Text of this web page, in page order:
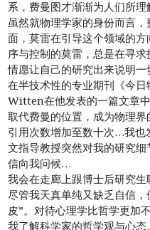
系，费曼图才渐渐为人们所理
虽然就物理学家的身份而言
面，莫雷在引导这个领域的
序与控制的莫雷，总是在寻
情愿让自己的研究出来说明一
在半技术性的专业期刊《今
Witten在他发表的一篇文章
取代费曼的位置，成为物理
引用次数增加至数十次…我也
文指导教授突然对我的研究
信向我问候…
我会在走廊上跟博士后研究生
尽管我天真单纯又缺乏自信
皮”。对待心理学比哲学更加
我了解科学家的哲学观与心态。